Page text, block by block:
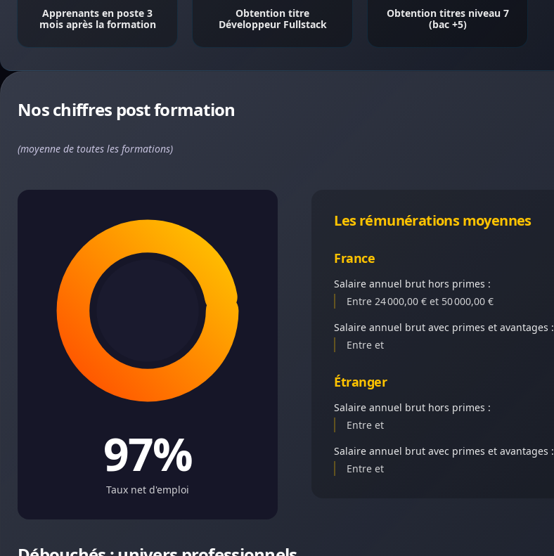
Apprenants en poste 3
mois après la formation
Obtention titre
Développeur Fullstack
Obtention titres niveau 7
(bac +5)
Nos chiffres post formation
(moyenne de toutes les formations)
97%
Taux net d'emploi
Les rémunérations moyennes
France
Salaire annuel brut hors primes :
Entre 24 000,00 € et 50 000,00 €
Salaire annuel brut avec primes et avantages :
Entre et
Étranger
Salaire annuel brut hors primes :
Entre et
Salaire annuel brut avec primes et avantages :
Entre et